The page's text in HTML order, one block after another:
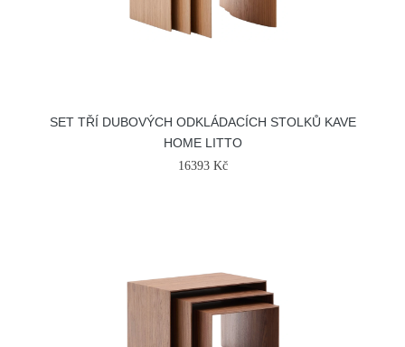
SET TŘÍ DUBOVÝCH ODKLÁDACÍCH STOLKŮ KAVE
HOME LITTO
16393 Kč